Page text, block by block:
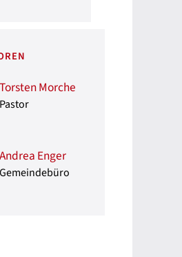
Torsten Morche
Pastor
Andrea Enger
Gemeindebüro